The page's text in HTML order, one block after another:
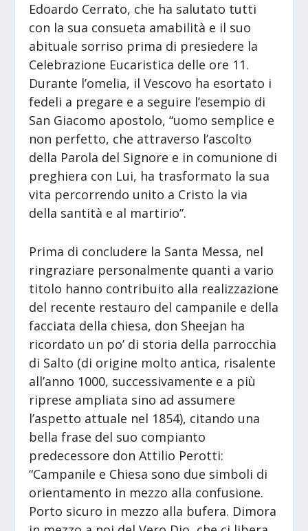
Edoardo Cerrato, che ha salutato tutti
con la sua consueta amabilità e il suo
abituale sorriso prima di presiedere la
Celebrazione Eucaristica delle ore 11.
Durante l’omelia, il Vescovo ha esortato i
fedeli a pregare e a seguire l’esempio di
San Giacomo apostolo, “uomo semplice e
non perfetto, che attraverso l’ascolto
della Parola del Signore e in comunione di
preghiera con Lui, ha trasformato la sua
vita percorrendo unito a Cristo la via
della santità e al martirio”.
Prima di concludere la Santa Messa, nel
ringraziare personalmente quanti a vario
titolo hanno contribuito alla realizzazione
del recente restauro del campanile e della
facciata della chiesa, don Sheejan ha
ricordato un po’ di storia della parrocchia
di Salto (di origine molto antica, risalente
all’anno 1000, successivamente e a più
riprese ampliata sino ad assumere
l’aspetto attuale nel 1854), citando una
bella frase del suo compianto
predecessore don Attilio Perotti:
“Campanile e Chiesa sono due simboli di
orientamento in mezzo alla confusione.
Porto sicuro in mezzo alla bufera. Dimora